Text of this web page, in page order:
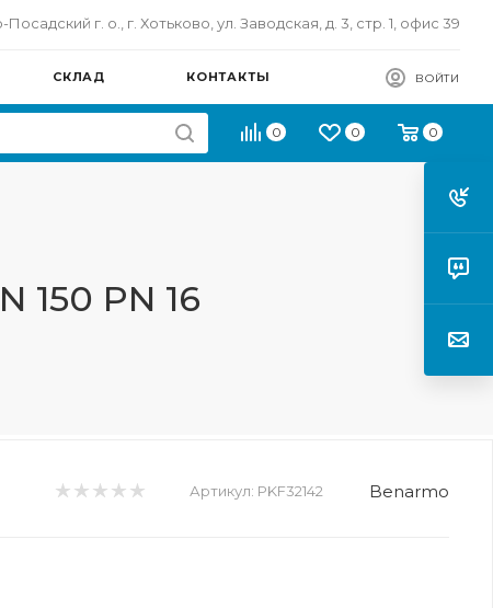
г. о., г. Хотьково, ул. Заводская, д. 3, стр. 1, офис 39
СКЛАД КОНТАКТЫ ВОЙТИ
0 0 0
PN 16
Артикул: PKF32142 Benarmo